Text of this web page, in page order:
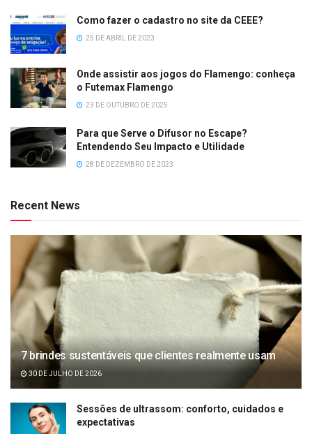
Como fazer o cadastro no site da CEEE?
25 DE ABRIL DE 2023
Onde assistir aos jogos do Flamengo: conheça
o Futemax Flamengo
23 DE OUTUBRO DE 2025
Para que Serve o Difusor no Escape?
Entendendo Seu Impacto e Utilidade
28 DE DEZEMBRO DE 2023
Recent News
7 brindes sustentáveis que clientes realmente usam
30 DE JULHO DE 2026
Sessões de ultrassom: conforto, cuidados e
expectativas